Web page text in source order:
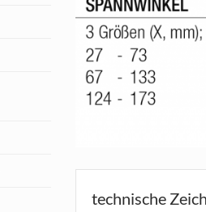
technische